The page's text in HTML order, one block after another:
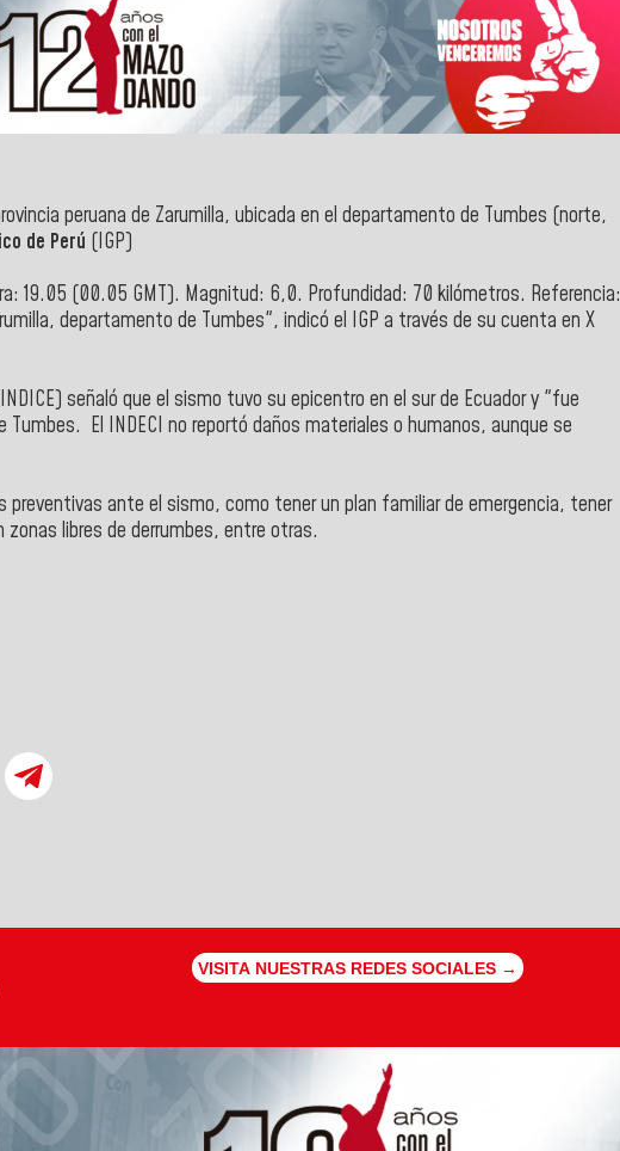
peruana de Zarumilla, ubicada en el departamento de Tumbes (norte,
de Perú (IGP)
19.05 (00.05 GMT). Magnitud: 6,0. Profundidad: 70 kilómetros. Referencia:
departamento de Tumbes", indicó el IGP a través de su cuenta en X
señaló que el sismo tuvo su epicentro en el sur de Ecuador y "fue
El INDECI no reportó daños materiales o humanos, aunque se
ante el sismo, como tener un plan familiar de emergencia, tener
libres de derrumbes, entre otras.
VISITA NUESTRAS REDES SOCIALES →